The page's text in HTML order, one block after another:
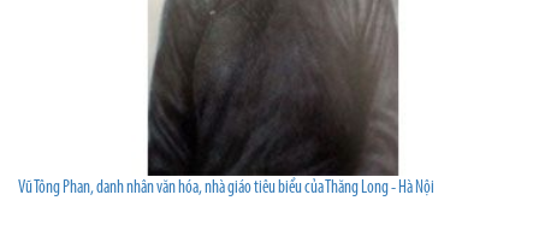
Vũ Tông Phan, danh nhân văn hóa, nhà giáo tiêu biểu của Thăng Long - Hà Nội